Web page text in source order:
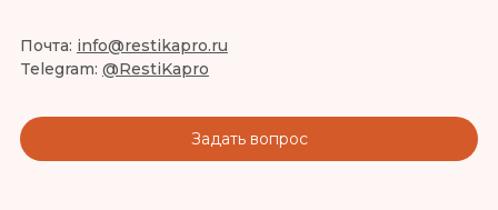
Почта: info@restikapro.ru
Telegram: @RestiKapro
Задать вопрос